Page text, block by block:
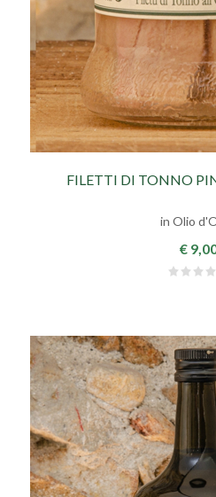
FILETTI DI TONNO
in Olio
€